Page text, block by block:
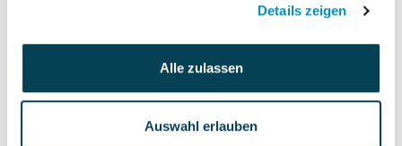
Details zeigen
Alle zulassen
Auswahl erlauben
Entwicklungsraum, da der kfm. Leiter /